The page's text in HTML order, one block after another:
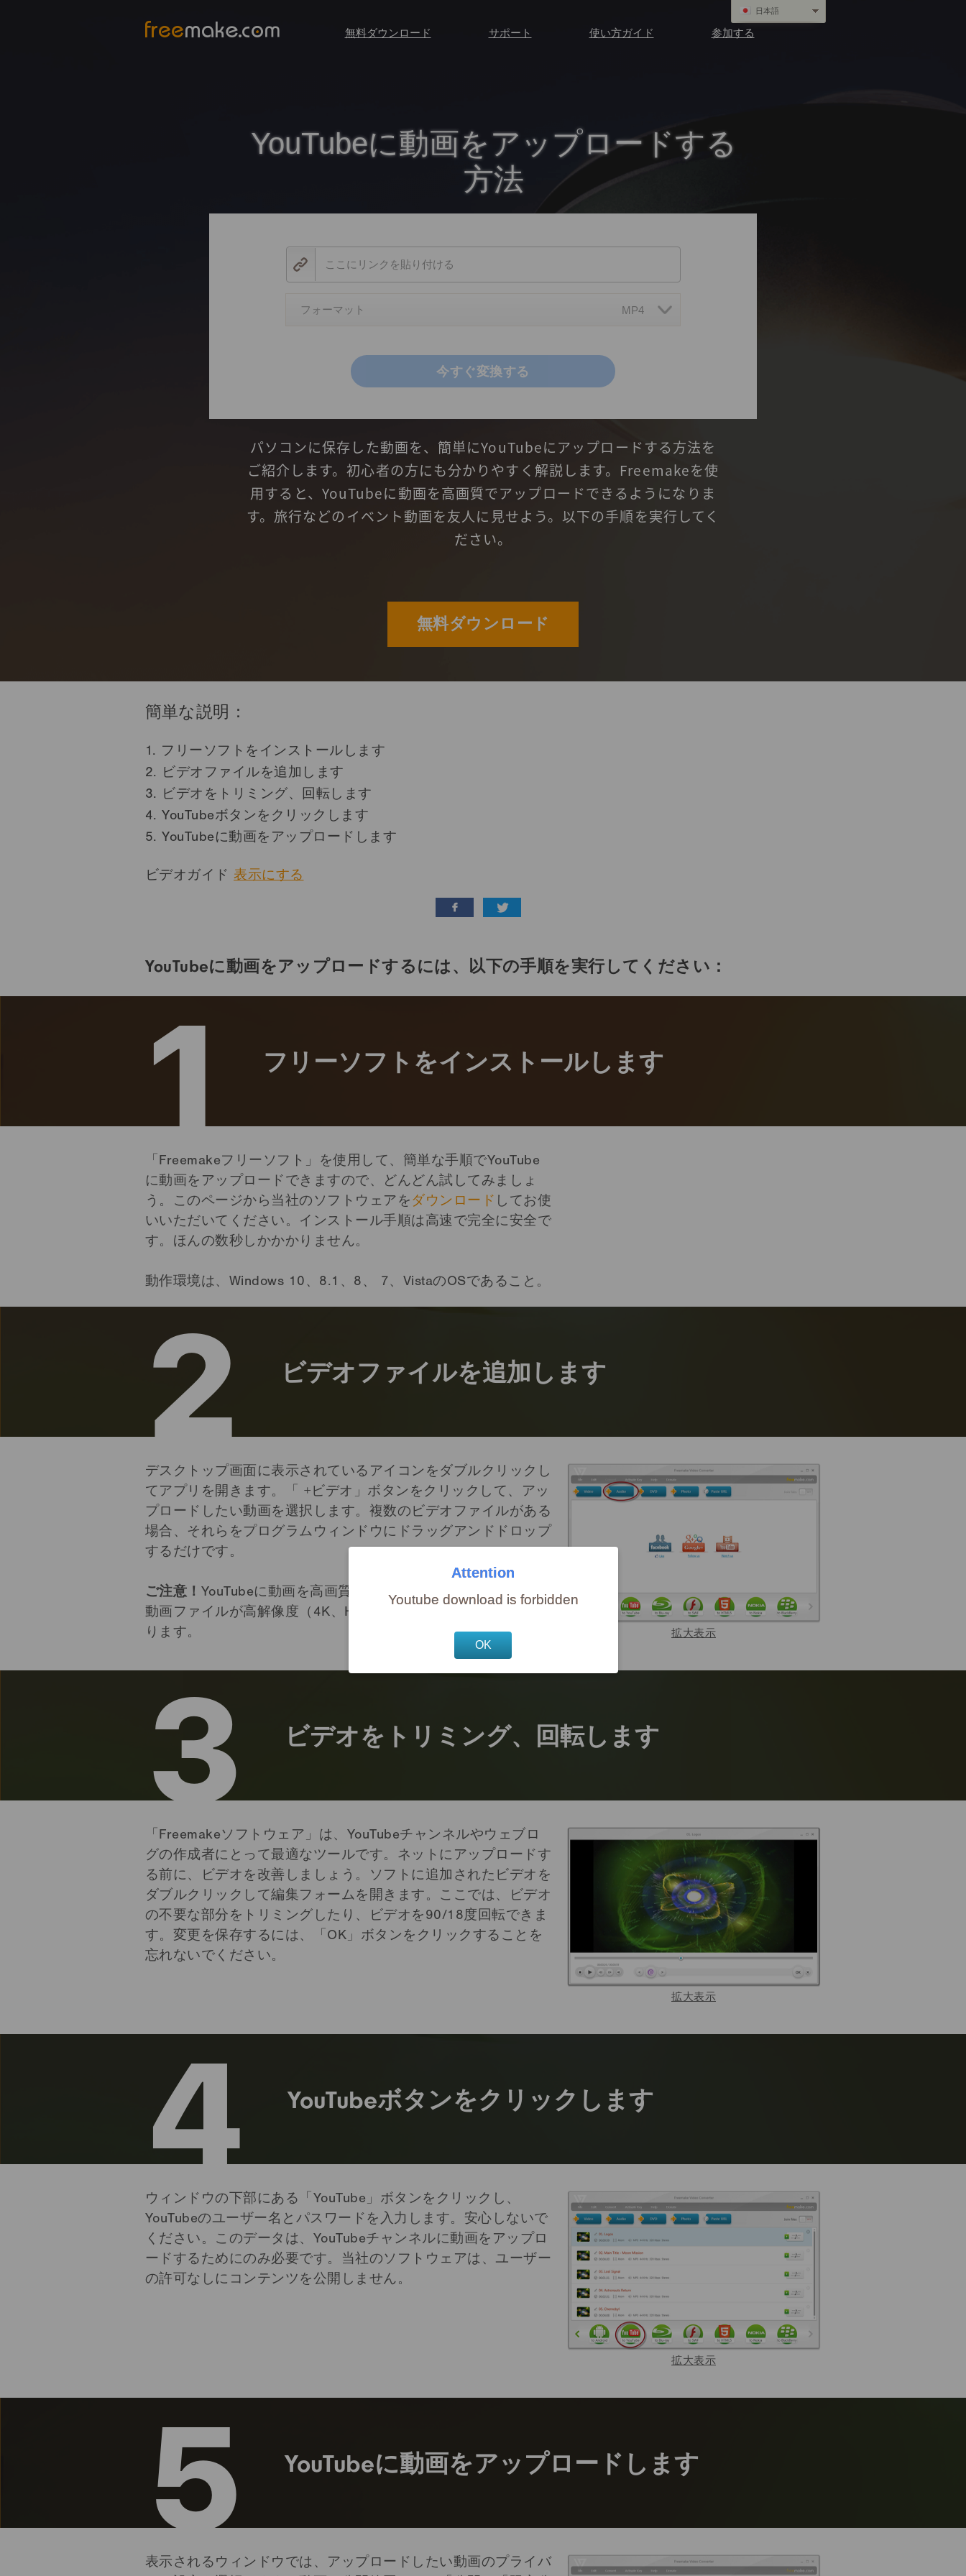
Attention
Youtube download is forbidden
OK
日本語
無料ダウンロード サポート 使い方ガイド 参加する
YouTubeに動画をアップロードする
方法
フォーマット MP4
今すぐ変換する
パソコンに保存した動画を、簡単にYouTubeにアップロードする方法を
ご紹介します。初心者の方にも分かりやすく解説します。Freemakeを使
用すると、YouTubeに動画を高画質でアップロードできるようになりま
す。旅行などのイベント動画を友人に見せよう。以下の手順を実行してく
ださい。
無料ダウンロード
簡単な説明：
1.
フリーソフトをインストールします
2.
ビデオファイルを追加します
3.
ビデオをトリミング、回転します
4. YouTubeボタンをクリックします
5. YouTubeに動画をアップロードします
ビデオガイド 表示にする
YouTubeに動画をアップロードするには、以下の手順を実行してください：
1 フリーソフトをインストールします
「Freemakeフリーソフト」を使用して、簡単な手順でYouTube
に動画をアップロードできますので、どんどん試してみましょ
う。このページから当社のソフトウェアを ダウンロード してお使
いいただいてください。インストール手順は高速で完全に安全で
す。ほんの数秒しかかかりません。
動作環境は、Windows 10、8.1、8、 7、VistaのOSであること。
2 ビデオファイルを追加します
デスクトップ画面に表示されているアイコンをダブルクリックし
てアプリを開きます。「 +ビデオ」ボタンをクリックして、アッ
プロードしたい動画を選択します。複数のビデオファイルがある
場合、それらをプログラムウィンドウにドラッグアンドドロップ
するだけです。
ご注意！ YouTubeに動画を高画質でアップロードするには、元の
動画ファイルが高解像度（4K、HD 1080pなど）である必要があ
ります。
拡大表示
3 ビデオをトリミング、回転します
「Freemakeソフトウェア」は、YouTubeチャンネルやウェブロ
グの作成者にとって最適なツールです。ネットにアップロードす
る前に、ビデオを改善しましょう。ソフトに追加されたビデオを
ダブルクリックして編集フォームを開きます。ここでは、ビデオ
の不要な部分をトリミングしたり、ビデオを90/18度回転できま
す。変更を保存するには、「OK」ボタンをクリックすることを
忘れないでください。
拡大表示
4 YouTubeボタンをクリックします
ウィンドウの下部にある「YouTube」ボタンをクリックし、
YouTubeのユーザー名とパスワードを入力します。安心しないで
ください。このデータは、YouTubeチャンネルに動画をアップロ
ードするためにのみ必要です。当社のソフトウェアは、ユーザー
の許可なしにコンテンツを公開しません。
拡大表示
5 YouTubeに動画をアップロードします
表示されるウィンドウでは、アップロードしたい動画のプライバ